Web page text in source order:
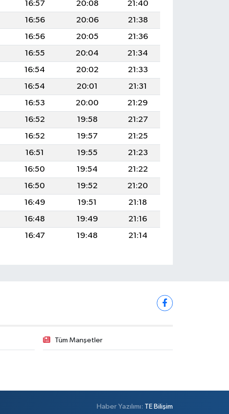
16:57 20:08
21:40
16:56 20:06
21:38
16:56 20:05
21:36
16:55 20:04
21:34
16:54 20:02
21:33
16:54 20:01
21:31
16:53 20:00
21:29
16:52 19:58
21:27
16:52 19:57
21:25
16:51 19:55
21:23
16:50 19:54
21:22
16:50 19:52
21:20
16:49 19:51
21:18
16:48 19:49
21:16
16:47 19:48 21:14
Tüm Manşetler
Haber Yazılımı: TE Bilişim